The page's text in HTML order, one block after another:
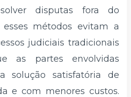
disputas fora do
esses métodos evitam a
judiciais tradicionais
as partes envolvidas
solução satisfatória de
e com menores custos.